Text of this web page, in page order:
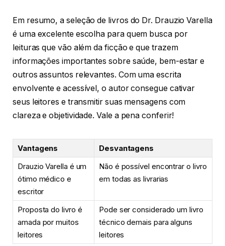
Em resumo, a seleção de livros do Dr. Drauzio Varella
é uma excelente escolha para quem busca por
leituras que vão além da ficção e que trazem
informações importantes sobre saúde, bem-estar e
outros assuntos relevantes. Com uma escrita
envolvente e acessível, o autor consegue cativar
seus leitores e transmitir suas mensagens com
clareza e objetividade. Vale a pena conferir!
Vantagens
Desvantagens
Drauzio Varella é um
ótimo médico e
escritor
Não é possível encontrar o livro
em todas as livrarias
Proposta do livro é
amada por muitos
leitores
Pode ser considerado um livro
técnico demais para alguns
leitores